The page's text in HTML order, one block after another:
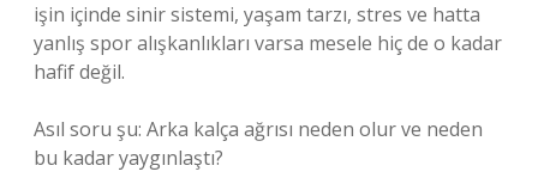
işin içinde sinir sistemi, yaşam tarzı, stres ve hatta
yanlış spor alışkanlıkları varsa mesele hiç de o kadar
hafif değil.
Asıl soru şu: Arka kalça ağrısı neden olur ve neden
bu kadar yaygınlaştı?